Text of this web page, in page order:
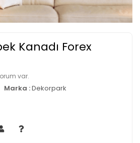
Kanadı Forex
var.
Marka :Dekorpark